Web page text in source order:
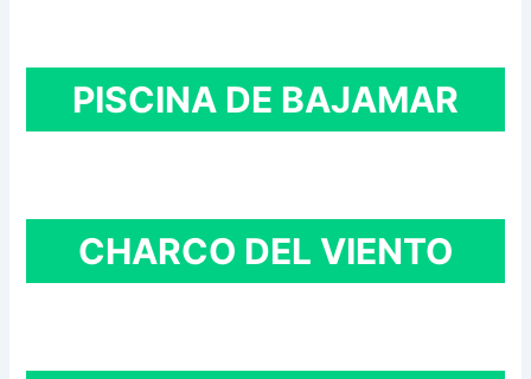
PISCINA DE BAJAMAR
CHARCO DEL VIENTO